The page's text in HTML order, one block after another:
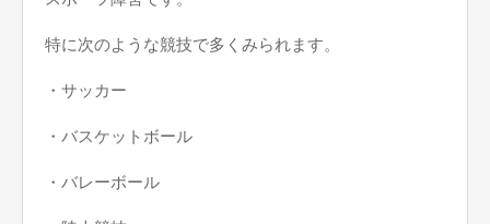
特に次のような競技で多くみられます。
・サッカー
・バスケットボール
・バレーボール